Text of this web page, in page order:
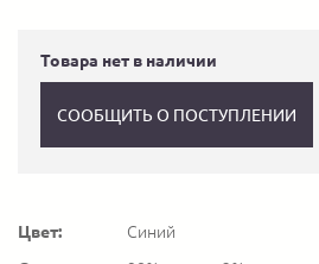
Товара нет в наличии
СООБЩИТЬ О ПОСТУПЛЕНИИ
Цвет:
Синий